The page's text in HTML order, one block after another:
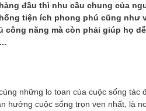
đầu thì nhu cầu chung của
tiện ích phong phú cũng như
năng mà còn phải giúp họ
những lo toan của cuộc sống
hưởng cuộc sống trọn vẹn nhất, là